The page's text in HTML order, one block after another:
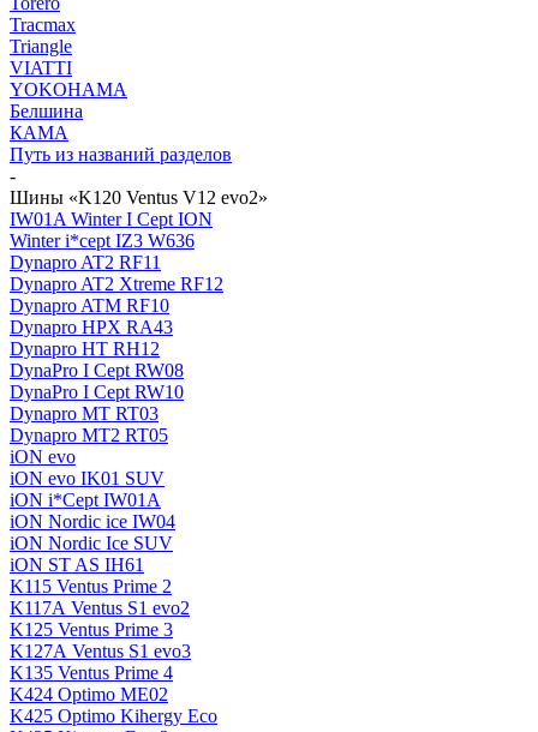
Tracmax
Triangle
VIATTI
YOKOHAMA
Белшина
КАМА
Путь из названий разделов
-
Шины «K120 Ventus V12 evo2»
IW01A Winter I Cept ION
Winter i*cept IZ3 W636
Dynapro AT2 RF11
Dynapro AT2 Xtreme RF12
Dynapro ATM RF10
Dynapro HPX RA43
Dynapro HT RH12
DynaPro I Cept RW08
DynaPro I Cept RW10
Dynapro MT RT03
Dynapro MT2 RT05
iON evo
iON evo IK01 SUV
iON i*Cept IW01A
iON Nordic ice IW04
iON Nordic Ice SUV
iON ST AS IH61
K115 Ventus Prime 2
K117А Ventus S1 evo2
K125 Ventus Prime 3
K127А Ventus S1 evo3
K135 Ventus Prime 4
K424 Optimo ME02
K425 Optimo Kihergy Eco